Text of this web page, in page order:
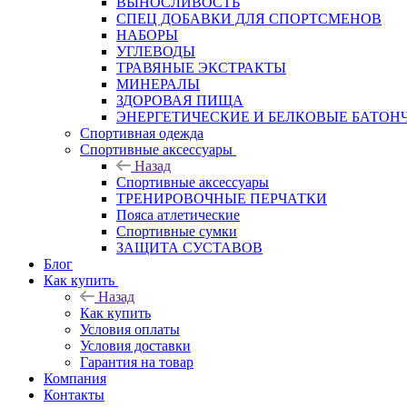
СПЕЦ ДОБАВКИ ДЛЯ СПОРТСМЕНОВ
НАБОРЫ
УГЛЕВОДЫ
ТРАВЯНЫЕ ЭКСТРАКТЫ
МИНЕРАЛЫ
ЗДОРОВАЯ ПИЩА
ЭНЕРГЕТИЧЕСКИЕ И БЕЛКОВЫЕ
Спортивная одежда
Спортивные аксессуары
Назад
Спортивные аксессуары
ТРЕНИРОВОЧНЫЕ ПЕРЧАТКИ
Пояса атлетические
Спортивные сумки
ЗАЩИТА СУСТАВОВ
Блог
Как купить
Назад
Как купить
Условия оплаты
Условия доставки
Гарантия на товар
Компания
Контакты